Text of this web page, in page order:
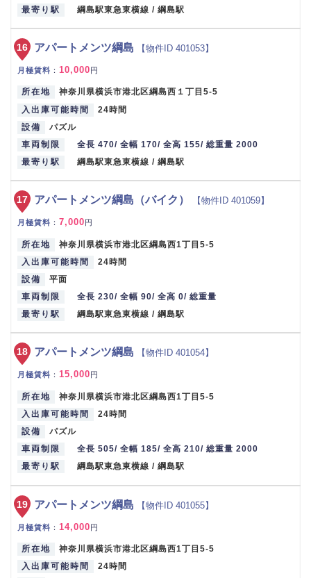
最寄り駅
綱島駅東急東横線 / 綱島駅
アパートメンツ綱島 【物件ID 401053】
月極賃料 ： 10,000円
所在地
神奈川県横浜市港北区綱島西１丁目5-5
入出庫可能時間
24時間
設備
パズル
車両制限
全長 470/ 全幅 170/ 全高 155/ 総重量 2000
最寄り駅
綱島駅東急東横線 / 綱島駅
16
アパートメンツ綱島（バイク） 【物件ID 401059】
月極賃料 ： 7,000円
所在地
神奈川県横浜市港北区綱島西1丁目5-5
入出庫可能時間
24時間
設備
平面
車両制限
全長 230/ 全幅 90/ 全高 0/ 総重量
最寄り駅
綱島駅東急東横線 / 綱島駅
17
アパートメンツ綱島 【物件ID 401054】
月極賃料 ： 15,000 円
所在地
神奈川県横浜市港北区綱島西1丁目5-5
入出庫可能時間
24時間
設備
パズル
車両制限
全長 505/ 全幅 185/ 全高 210/ 総重量 2000
最寄り駅
綱島駅東急東横線 / 綱島駅
18
アパートメンツ綱島 【物件ID 401055】
月極賃料 ： 14,000円
所在地
神奈川県横浜市港北区綱島西1丁目5-5
入出庫可能時間
24時間
19